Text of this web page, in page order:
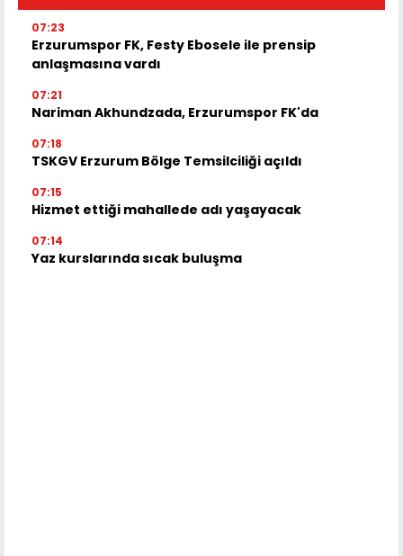
07:23
Erzurumspor FK, Festy Ebosele ile prensip
anlaşmasına vardı
07:21
Nariman Akhundzada, Erzurumspor FK'da
07:18
TSKGV Erzurum Bölge Temsilciliği açıldı
07:15
Hizmet ettiği mahallede adı yaşayacak
07:14
Yaz kurslarında sıcak buluşma